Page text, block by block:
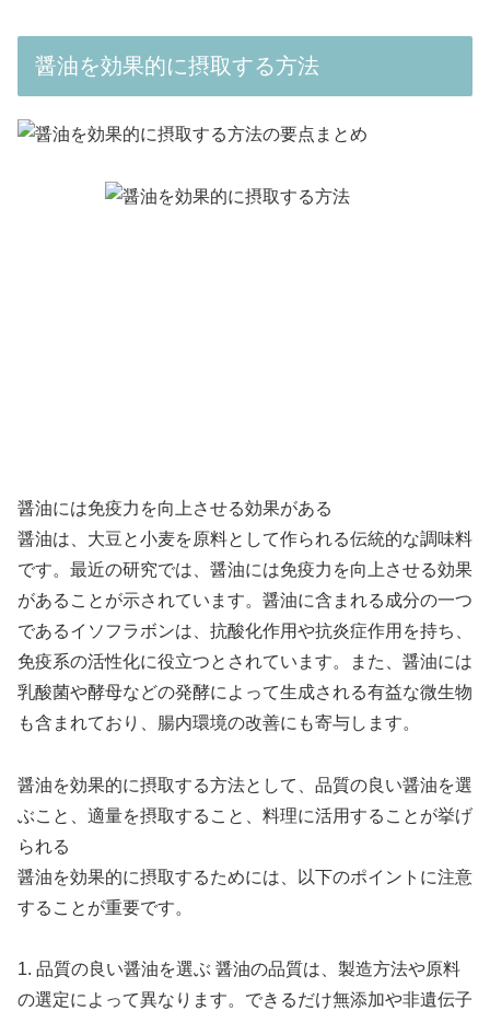
醤油を効果的に摂取する方法
醤油には免疫力を向上させる効果がある
醤油は、大豆と小麦を原料として作られる伝統的な調味料
です。最近の研究では、醤油には免疫力を向上させる効果
があることが示されています。醤油に含まれる成分の一つ
であるイソフラボンは、抗酸化作用や抗炎症作用を持ち、
免疫系の活性化に役立つとされています。また、醤油には
乳酸菌や酵母などの発酵によって生成される有益な微生物
も含まれており、腸内環境の改善にも寄与します。
醤油を効果的に摂取する方法として、品質の良い醤油を選
ぶこと、適量を摂取すること、料理に活用することが挙げ
られる
醤油を効果的に摂取するためには、以下のポイントに注意
することが重要です。
1. 品質の良い醤油を選ぶ 醤油の品質は、製造方法や原料
の選定によって異なります。できるだけ無添加や非遺伝子